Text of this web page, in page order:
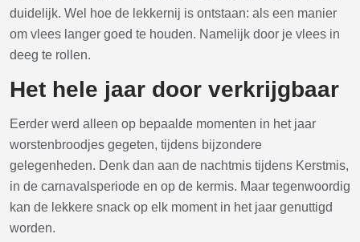
duidelijk. Wel hoe de lekkernij is ontstaan: als een manier
om vlees langer goed te houden. Namelijk door je vlees in
deeg te rollen.
Het hele jaar door verkrijgbaar
Eerder werd alleen op bepaalde momenten in het jaar
worstenbroodjes gegeten, tijdens bijzondere
gelegenheden. Denk dan aan de nachtmis tijdens Kerstmis,
in de carnavalsperiode en op de kermis. Maar tegenwoordig
kan de lekkere snack op elk moment in het jaar genuttigd
worden.